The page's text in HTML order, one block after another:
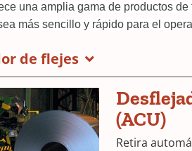
una amplia gama de productos
más sencillo y rápido para el
de flejes
(ACU)
Retira